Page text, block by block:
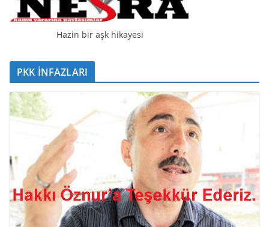
Hazin bir aşk hikayesi
PKK İNFAZLARI